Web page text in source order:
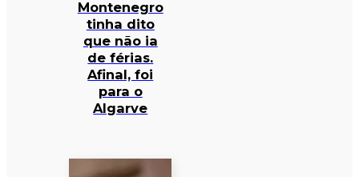
Montenegro
tinha dito
que não ia
de férias.
Afinal, foi
para o
Algarve